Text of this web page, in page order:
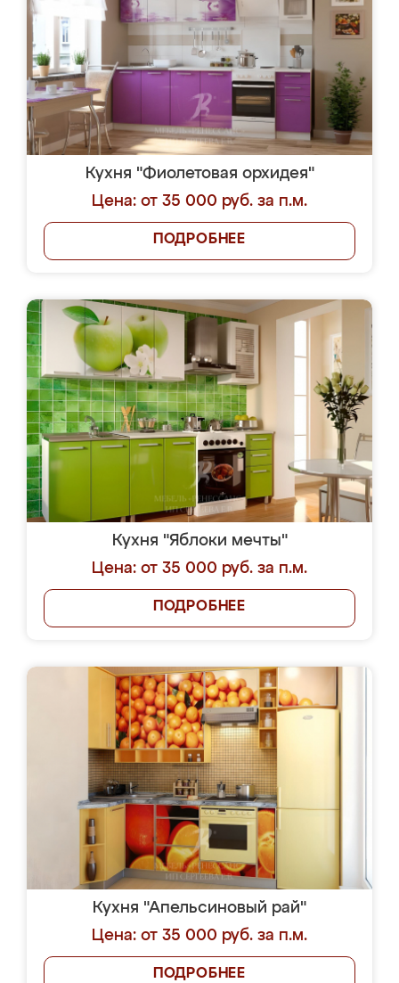
Кухня "Фиолетовая орхидея"
Цена: от 35 000 руб. за п.м.
ПОДРОБНЕЕ
Кухня "Яблоки мечты"
Цена: от 35 000 руб. за п.м.
ПОДРОБНЕЕ
Кухня "Апельсиновый рай"
Цена: от 35 000 руб. за п.м.
ПОДРОБНЕЕ